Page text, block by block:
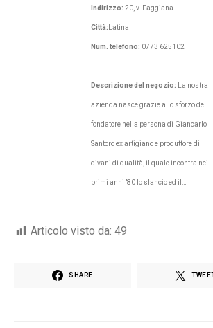
Indirizzo: 20, v. Faggiana
Città: Latina
Num. telefono: 0773 625102
Descrizione del negozio: La nostra
azienda nasce grazie allo sforzo del
fondatore nella persona di Giancarlo
Santoro ex artigiano e produttore di
divani di qualità, il quale incontra nei
primi anni ’80 lo slancio ed il…
Articolo visto da: 49
SHARE